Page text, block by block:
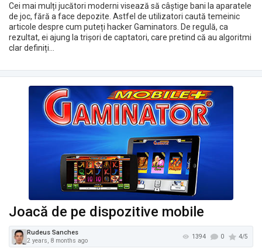
Rudeus Sanches
2 years, 4 months ago
Cei mai mulți jucători moderni visează să câștige bani la aparatele
de joc, fără a face depozite. Astfel de utilizatori caută temeinic
articole despre cum puteți hacker Gaminators. De regulă, ca
rezultat, ei ajung la trișori de captatori, care pretind că au algoritmi
clar definiți…
Joacă de pe dispozitive mobile